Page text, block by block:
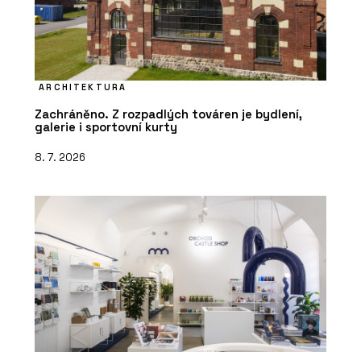
ARCHITEKTURA
Zachráněno. Z rozpadlých továren je bydlení,
galerie i sportovní kurty
8. 7. 2026